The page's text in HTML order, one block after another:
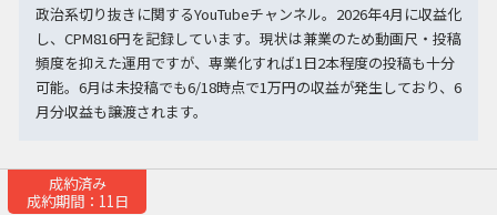
政治系切り抜きに関するYouTubeチャンネル。2026年4月に収益化
し、CPM816円を記録しています。現状は兼業のため動画尺・投稿
頻度を抑えた運用ですが、専業化すれば1日2本程度の投稿も十分
可能。6月は未投稿でも6/18時点で1万円の収益が発生しており、6
月分収益も譲渡されます。
成約済み
成約期間：11日